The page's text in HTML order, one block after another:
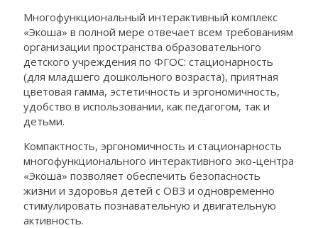
Многофункциональный интерактивный комплекс
«Экоша» в полной мере отвечает всем требованиям
организации пространства образовательного
детского учреждения по ФГОС: стационарность
(для младшего дошкольного возраста), приятная
цветовая гамма, эстетичность и эргономичность,
удобство в использовании, как педагогом, так и
детьми.
Компактность, эргономичность и стационарность
многофункционального интерактивного эко-центра
«Экоша» позволяет обеспечить безопасность
жизни и здоровья детей с ОВЗ и одновременно
стимулировать познавательную и двигательную
активность.